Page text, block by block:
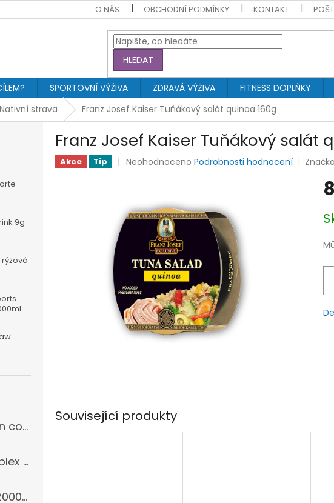
O NÁS OBCHODNÍ PODMÍNKY KONTAKT
HLEDAT
SPORTOVNÍ VÝŽIVA ZDRAVÁ VÝŽIVA FITNESS DOPLŇKY
Nativní strava Franz Josef Kaiser Tuňákový salát quinoa 160g
9g
Amarex 3x Amarex men complex 120 kapslí
Terezia Terezia B-Komplex super forte 100 tablet
Fitsport IsoPRIME CFM 2000g + šejkr
Franz Josef Kaiser Tuňákový salát
Akce Tip
Průměrné
0,0
z
hvězdiček.
Neohodnoceno Podrobnosti hodnocení
Související produkty